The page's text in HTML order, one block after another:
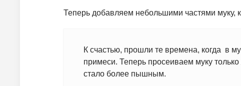
Теперь добавляем небольшими частями муку,
К счастью, прошли те времена, когда в
примеси. Теперь просеиваем муку
стало более пышным.